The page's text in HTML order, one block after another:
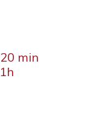
min